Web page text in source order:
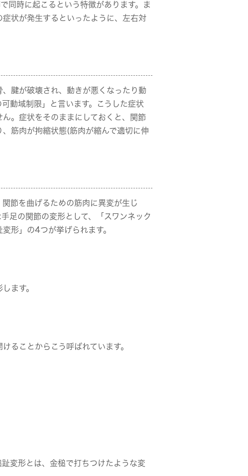
同時に起こるという特徴があります。ま
状が発生するといったように、左右対
腱が破壊され、動きが悪くなったり動
動域制限」と言います。こうした症状
。症状をそのままにしておくと、関節
筋肉が拘縮状態(筋肉が縮んで適切に伸
節を曲げるための筋肉に異変が生じ
足の関節の変形として、「スワンネック
形」の4つが挙げられます。
ます。
ることからこう呼ばれています。
変形とは、金槌で打ちつけたような変